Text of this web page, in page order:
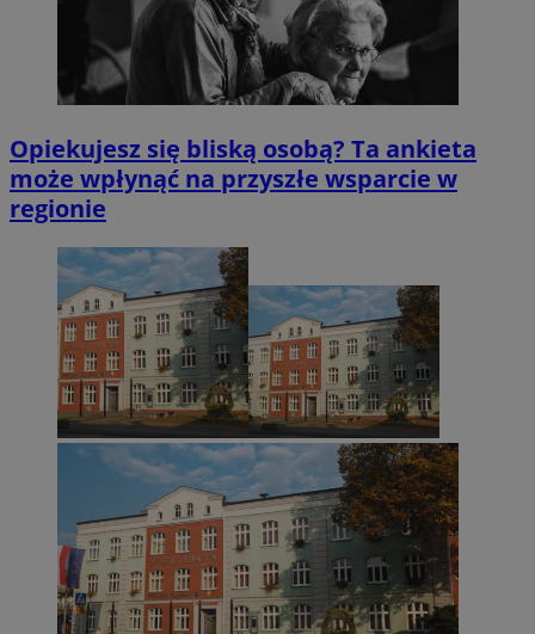
Opiekujesz się bliską osobą? Ta ankieta
może wpłynąć na przyszłe wsparcie w
regionie